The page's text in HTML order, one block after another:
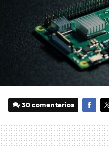
30 comentarios